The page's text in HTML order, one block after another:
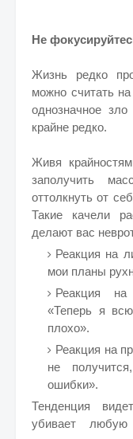
Не
Жизнь редко
можно считать
однозначное
крайне редко.
Живя
заполучить
оттолкнуть от
Такие качели
делают вас
Реакция на
мои планы
Реакция
«Теперь я
плохо».
Реакция на
не
ошибки».
Тенденция
убивает